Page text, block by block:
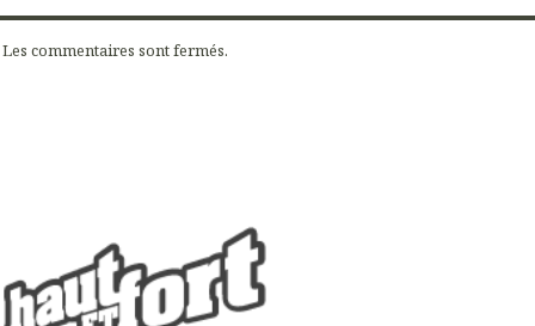
Les commentaires sont fermés.